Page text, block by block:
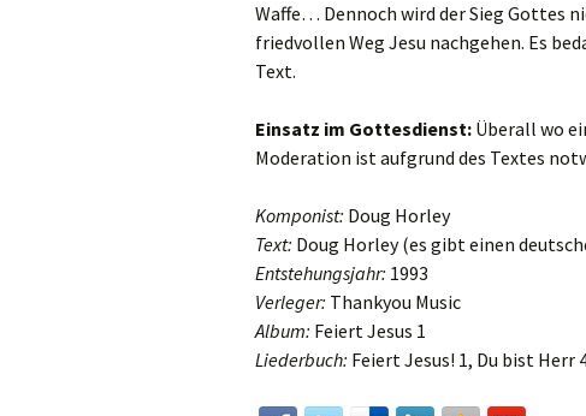
Waffe… Dennoch wird der Sieg Gottes
friedvollen Weg Jesu nachgehen. Es
Text.
Einsatz im Gottesdienst: Überall wo
Moderation ist aufgrund des Textes
Komponist: Doug Horley
Text: Doug Horley (es gibt einen
Entstehungsjahr: 1993
Verleger: Thankyou Music
Album: Feiert Jesus 1
Liederbuch: Feiert Jesus! 1, Du bist Herr